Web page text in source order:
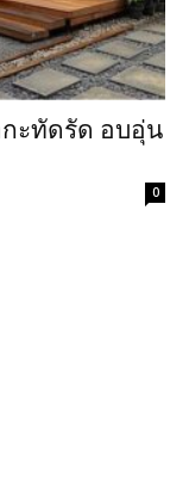
ะทัดรัด อบอุ่น
0